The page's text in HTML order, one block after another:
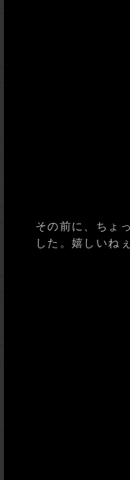
その前に、ちょ
した。嬉しいねぇ